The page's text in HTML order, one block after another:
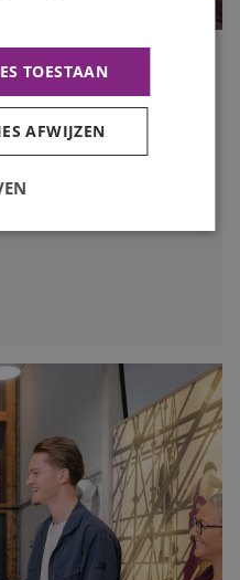
is om op zoek te gaan
periode een slim
TOESTAAN
AFWIJZEN